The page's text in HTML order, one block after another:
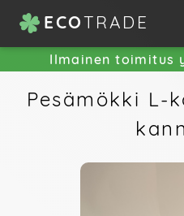
ECOTRADE
Ilmainen toimitus
Pesämökki L-